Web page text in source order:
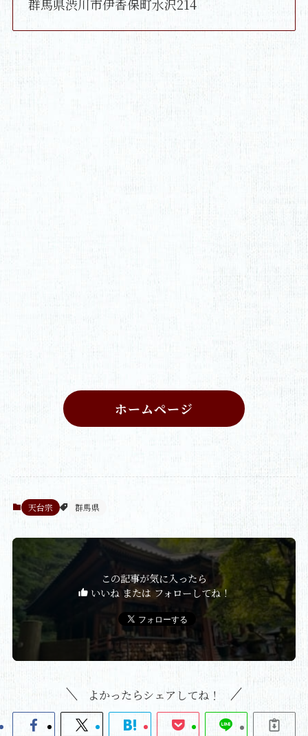
群馬県渋川市伊香保町水沢214
ホームページ
天台宗 群馬県
この記事が気に入ったら
いいね または フォローしてね！
よかったらシェアしてね！